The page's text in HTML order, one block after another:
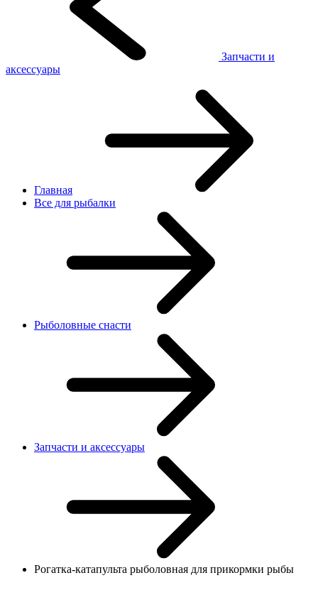
Запчасти и
аксессуары
Главная
Все для рыбалки
Рыболовные снасти
Запчасти и аксессуары
Рогатка-катапульта рыболовная для прикормки рыбы